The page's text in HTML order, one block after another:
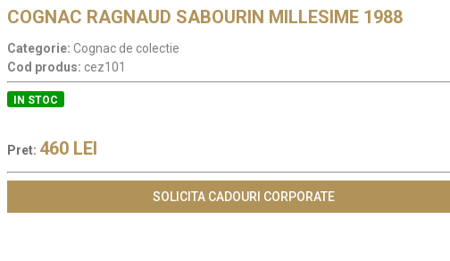
COGNAC RAGNAUD SABOURIN MILLESIME 1988
Categorie: Cognac de colectie
Cod produs: cez101
IN STOC
Pret: 460 LEI
SOLICITA CADOURI CORPORATE